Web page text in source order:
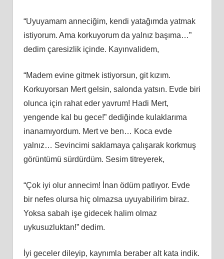
“Uyuyamam anneciğim, kendi yatağımda yatmak
istiyorum. Ama korkuyorum da yalnız başıma…”
dedim çaresizlik içinde. Kayınvalidem,
“Madem evine gitmek istiyorsun, git kızım.
Korkuyorsan Mert gelsin, salonda yatsın. Evde biri
olunca için rahat eder yavrum! Hadi Mert,
yengende kal bu gece!” dediğinde kulaklarıma
inanamıyordum. Mert ve ben… Koca evde
yalnız… Sevincimi saklamaya çalışarak korkmuş
görüntümü sürdürdüm. Sesim titreyerek,
“Çok iyi olur annecim! İnan ödüm patlıyor. Evde
bir nefes olursa hiç olmazsa uyuyabilirim biraz.
Yoksa sabah işe gidecek halim olmaz
uykusuzluktan!” dedim.
İyi geceler dileyip, kaynımla beraber alt kata indik.